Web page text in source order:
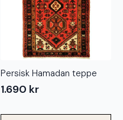
Persisk Hamadan teppe
1.690 kr